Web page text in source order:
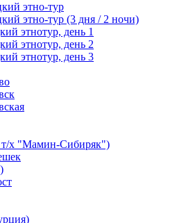
этно-тур
этно-тур (3 дня / 2 ночи)
этнотур, день 1
этнотур, день 2
этнотур, день 3
т/х "Мамин-Сибиряк")